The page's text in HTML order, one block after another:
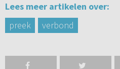
Lees meer artikelen over:
preek
verbond